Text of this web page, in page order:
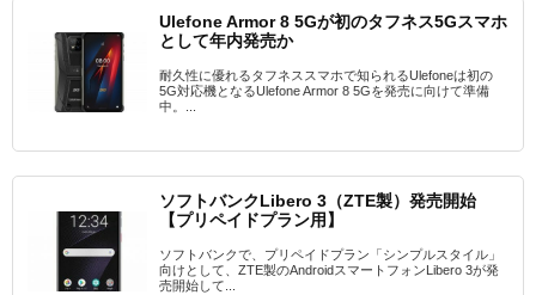
Ulefone Armor 8 5Gが初のタフネス5Gスマホ
として年内発売か
耐久性に優れるタフネススマホで知られるUlefoneは初の
5G対応機となるUlefone Armor 8 5Gを発売に向けて準備
中。...
ソフトバンクLibero 3（ZTE製）発売開始
【プリペイドプラン用】
ソフトバンクで、プリペイドプラン「シンプルスタイル」
向けとして、ZTE製のAndroidスマートフォンLibero 3が発
売開始して...